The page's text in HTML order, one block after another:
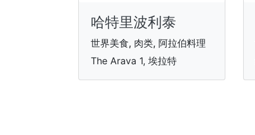
哈特里波利泰
世界美食, 肉类, 阿拉伯料理
The Arava 1, 埃拉特